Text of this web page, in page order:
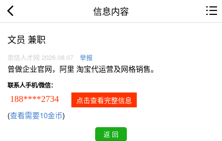
信息内容
文员 兼职
崇信人才网 2026.08.07 举报
曾做企业官网，阿里 淘宝代运营及网格销售。
联系人手机/微信：
188****2734 点击查看完整信息
(查看需要10金币)